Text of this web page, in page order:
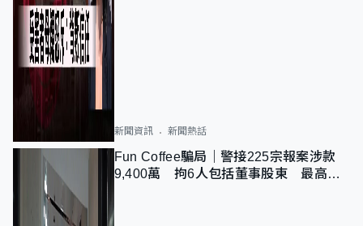
新聞資訊 新聞熱話
Fun Coffee騙局｜警接225宗報案涉款
9,400萬 拘6人包括董事股東 最高金